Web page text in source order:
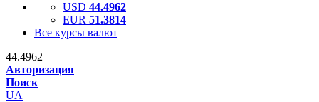
USD 44.4962
EUR 51.3814
Все курсы валют
44.4962
Авторизация
Поиск
UA